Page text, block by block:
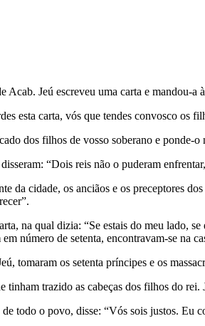
Acab. Jeú escreveu uma carta e mandou-
esta carta, vós que tendes convosco os
dos filhos de vosso soberano e ponde-
“Dois reis não o puderam
da cidade, os anciãos e os preceptores
na qual dizia: “Se estais do meu lado,
número de setenta, encontravam-se na
tomaram os setenta príncipes e os
tinham trazido as cabeças dos filhos do
todo o povo, disse: “Vós sois justos. Eu